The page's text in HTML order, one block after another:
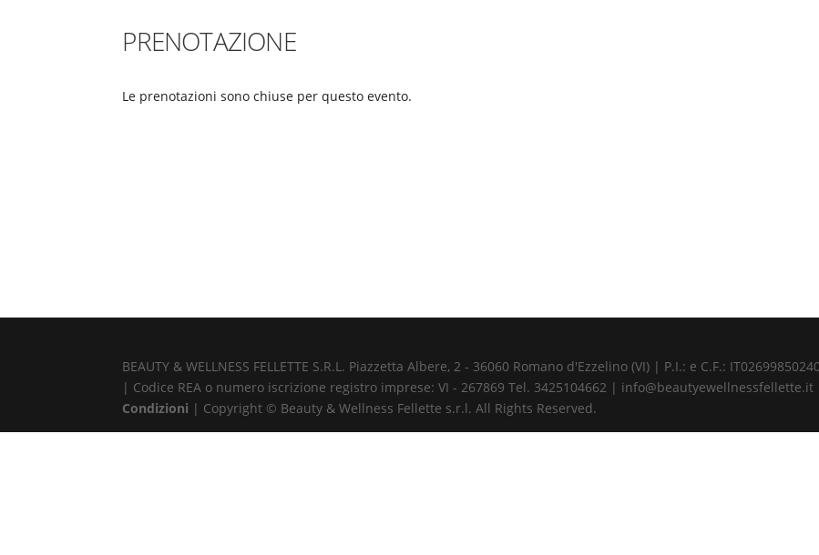
PRENOTAZIONE
Le prenotazioni sono chiuse per questo evento.
BEAUTY & WELLNESS FELLETTE S.R.L. Piazzetta Albere, 2 - 36060 Romano d'Ezzelino (VI) | P.I.: e C.F.:
| Codice REA o numero iscrizione registro imprese: VI - 267869 Tel. 3425104662 | info@beautyewellnessfellette.it
Condizioni | Copyright © Beauty & Wellness Fellette s.r.l. All Rights Reserved.